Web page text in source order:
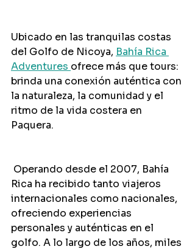
Ubicado en las tranquilas costas
del Golfo de Nicoya, Bahía Rica
Adventures ofrece más que tours:
brinda una conexión auténtica con
la naturaleza, la comunidad y el
ritmo de la vida costera en
Paquera.
Rica ha recibido tanto viajeros
internacionales como nacionales,
ofreciendo experiencias
personales y auténticas en el
golfo. A lo largo de los años, miles